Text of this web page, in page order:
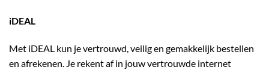
iDEAL
Met iDEAL kun je vertrouwd, veilig en gemakkelijk bestellen
en afrekenen. Je rekent af in jouw vertrouwde internet